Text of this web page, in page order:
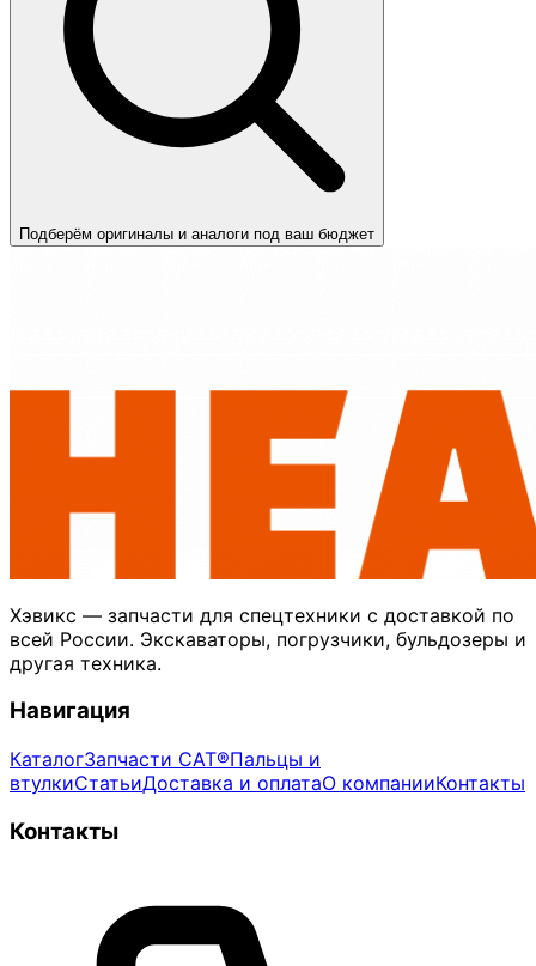
Подберём оригиналы и аналоги под ваш бюджет
Хэвикс — запчасти для спецтехники с доставкой по
всей России. Экскаваторы, погрузчики, бульдозеры и
другая техника.
Навигация
КаталогЗапчасти CAT®Пальцы и
втулкиСтатьиДоставка и оплатаО компанииКонтакты
Контакты